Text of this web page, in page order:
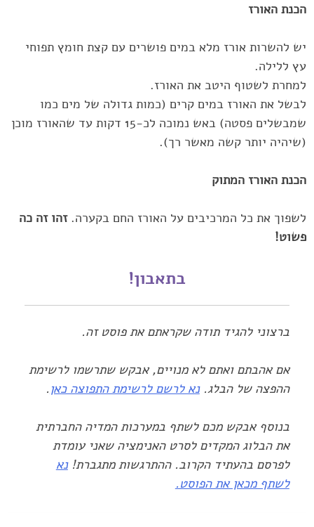
הכנת האורז
יש להשרות אורז מלא במים פושרים עם קצת חומץ תפוחי
עץ ללילה.
למחרת לשטוף היטב את האורז.‏
לבשל את האורז במים קרים (כמות גדולה של מים כמו
שמבשלים פסטה) ‏באש נמוכה לכ-15 דקות עד שהאורז מוכן
(שיהיה יותר קשה מאשר רך).‏
הכנת האורז המתוק
לשפוך את כל המרכיבים על האורז החם בקערה. זהו זה כה
פשוט!‏
בתאבון!‏
ברצוני להגיד תודה שקראתם את פוסט זה.
אם אהבתם ואתם לא מנויים, אבקש שתרשמו לרשימת
ההפצה של הבלג.נא לרשם לרשימת התפוצה כאן.
בנוסף אבקש מכם לשתף במערכות המדיה החברתית
את הבלוג המקדים לסרט האנימציה שאני עומדת
לפרסם בהעתיד הקרוב. ההתרגשות מתגברת!נא
לשתף מכאן את הפוסט.